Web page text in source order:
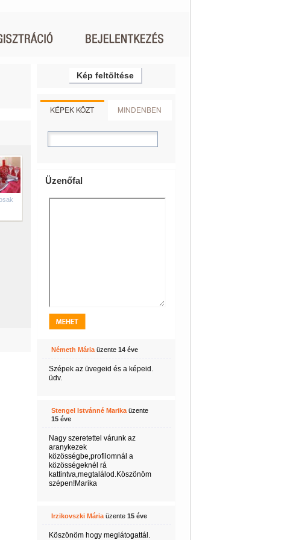
Kép feltöltése
KÉPEK KÖZT MINDENBEN
Üzenőfal
Németh Máriaüzente 14 éve
Szépek az üvegeid és a képeid.
üdv.
Stengel Istvánné Marikaüzente
15 éve
Nagy szeretettel várunk az
aranykezek
közösségbe,profilomnál a
közösségeknél rá
kattintva,megtalálod.Köszönöm
szépen!Marika
Irzikovszki Máriaüzente 15 éve
Köszönöm hogy meglátogattál.